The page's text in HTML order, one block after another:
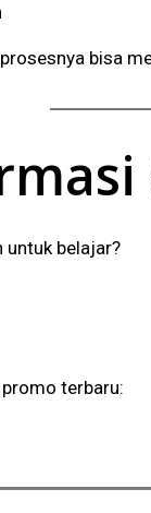
bisa
untuk belajar?
terbaru: